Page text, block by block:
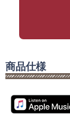
商品仕様